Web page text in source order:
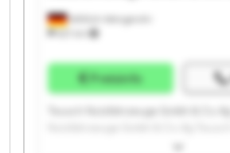
Wittlich-Wengerohr
621 km
Preisinfo
Teusch Nutzfahrzeuge Gmbh & Co.
Gmbh & Co. Kg Teusch